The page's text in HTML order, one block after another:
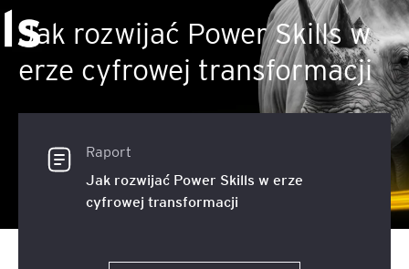
Jak rozwijać Power Skills w
erze cyfrowej transformacji
Raport
Jak rozwijać Power Skills w erze
cyfrowej transformacji